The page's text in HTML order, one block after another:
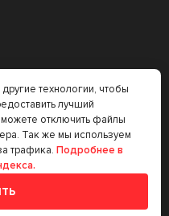
(383) 335-77-99
технологии, чтобы
лучший
отключить файлы
Так же мы используем
трафика. Подробнее в